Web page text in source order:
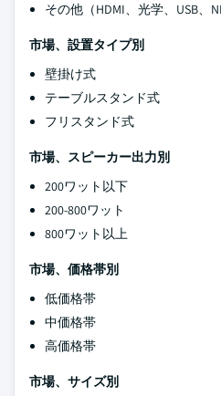
その他（HDMI、光学、USB、
市場、設置タイプ別
壁掛け式
テーブルスタンド式
フリスタンド式
市場、スピーカー出力別
200ワット以下
200-800ワット
800ワット以上
市場、価格帯別
低価格帯
中価格帯
高価格帯
市場、サイズ別